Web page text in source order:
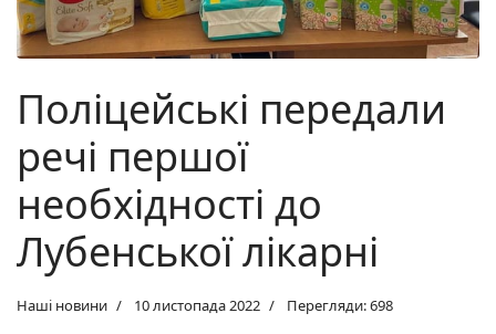
Поліцейські передали
речі першої
необхідності до
Лубенської лікарні
Наші новини 10 листопада 2022 Перегляди: 698